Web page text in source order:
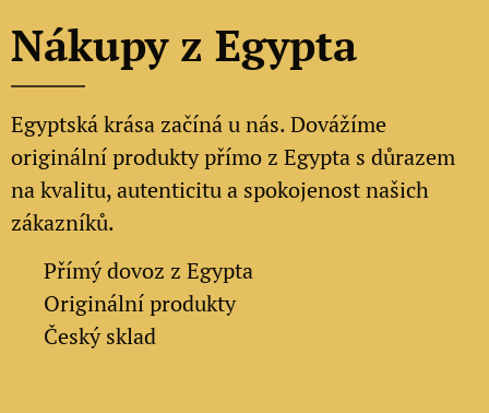
Nákupy z Egypta
Egyptská krása začíná u nás. Dovážíme
originální produkty přímo z Egypta s důrazem
na kvalitu, autenticitu a spokojenost našich
zákazníků.
Přímý dovoz z Egypta
Originální produkty
✔ Český sklad